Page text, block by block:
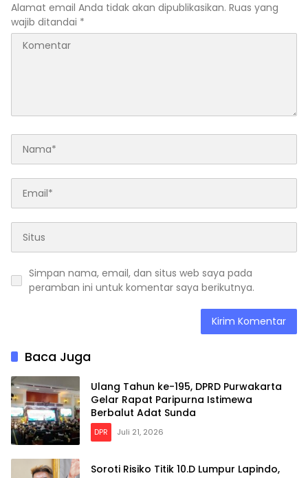
Alamat email Anda tidak akan dipublikasikan. Ruas yang
wajib ditandai *
Simpan nama, email, dan situs web saya pada
peramban ini untuk komentar saya berikutnya.
Baca Juga
Ulang Tahun ke-195, DPRD Purwakarta
Gelar Rapat Paripurna Istimewa
Berbalut Adat Sunda
DPR Juli 21, 2026
Soroti Risiko Titik 10.D Lumpur Lapindo,